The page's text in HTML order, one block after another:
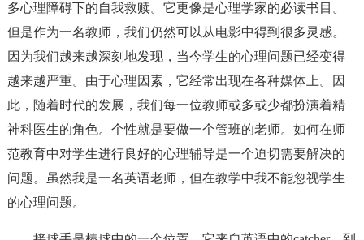
多心理障碍下的自我救赎。它更像是心理学家的必读书目。
但是作为一名教师，我们仍然可以从电影中得到很多灵感。
因为我们越来越深刻地发现，当今学生的心理问题已经变得
越来越严重。由于心理因素，它经常出现在各种媒体上。因
此，随着时代的发展，我们每一位教师或多或少都扮演着精
神科医生的角色。个性就是要做一个管班的老师。如何在师
范教育中对学生进行良好的心理辅导是一个迫切需要解决的
问题。虽然我是一名英语老师，但在教学中我不能忽视学生
的心理问题。